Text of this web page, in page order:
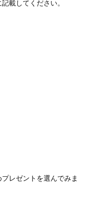
載してください。
レゼントを選んでみま